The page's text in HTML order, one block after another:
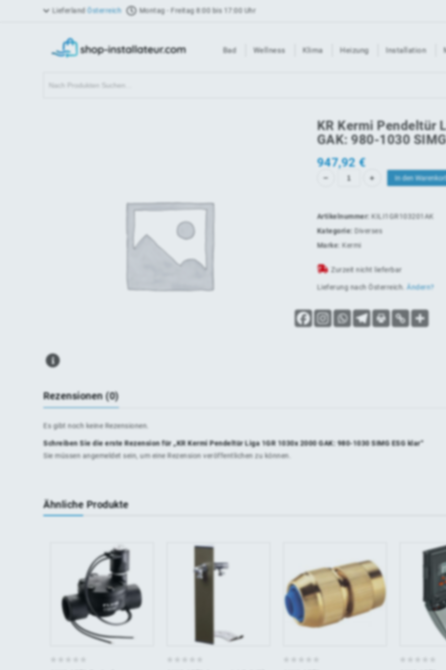
Lieferland Österreich Montag - Freitag 8:00 bis 17:00 Uhr
Bad Wellness Klima Heizung Installation
KR Kermi Pendeltür
GAK: 980-1030
947,92€
In den
Artikelnummer: KILI1GR103201AK
Kategorie: Diverses
Marke:Kermi
Zurzeit nicht lieferbar
Lieferung nach Österreich Ändern?
Rezensionen (0)
Es gibt noch keine Rezensionen.
Schreiben Sie die erste Rezension für „KR Kermi Pendeltür Liga 1GR 1030x 2000 GAK: 980-1030 SIMG ESG klar“
Sie müssen angemeldet sein, um eine Rezension veröffentlichen zu können.
Ähnliche Produkte